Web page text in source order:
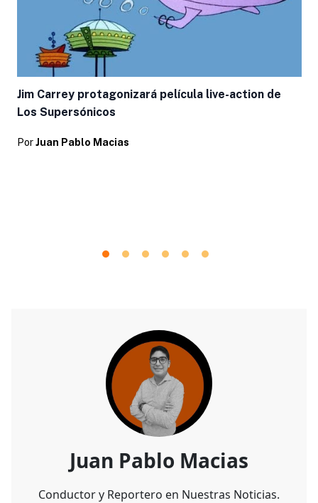
Jim Carrey protagonizará película live-action de
Los Supersónicos
Por Juan Pablo Macias
Juan Pablo Macias
Conductor y Reportero en Nuestras Noticias.